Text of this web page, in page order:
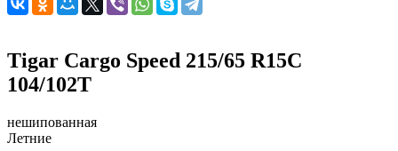
Tigar Cargo Speed 215/65 R15C
104/102T
нешипованная
Летние